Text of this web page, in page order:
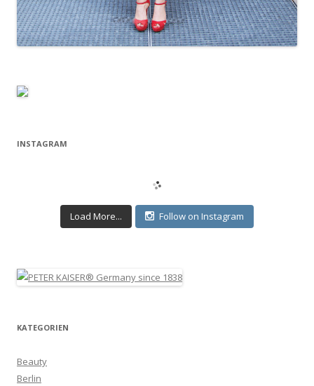
INSTAGRAM
Load More... Follow on Instagram
KATEGORIEN
Beauty
Berlin